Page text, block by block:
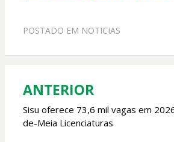
e
o
k
A
p
POSTADO EM NOTICIAS
Navegação
de
Post
ANTERIOR
Sisu oferece 73,6 mil vagas em
de-Meia Licenciaturas